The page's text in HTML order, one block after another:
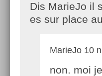
Dis MarieJo il
es sur place
MarieJo 10
non. moi